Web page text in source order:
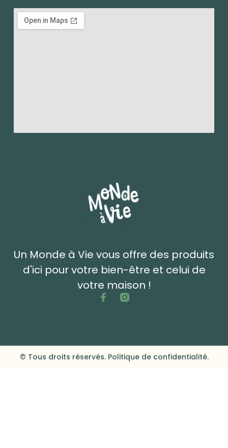
Un Monde à Vie vous offre des produits
d'ici pour votre bien-être et celui de
votre maison !
© Tous droits réservés. Politique de confidentialité.